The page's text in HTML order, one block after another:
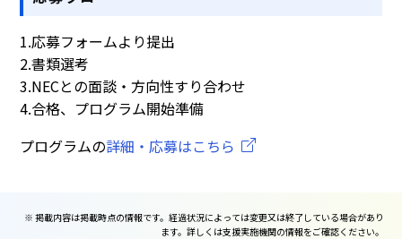
1.応募フォームより提出
2.書類選考
3.NECとの面談・方向性すり合わせ
4.合格、プログラム開始準備
プログラムの詳細・応募はこちら
※ 掲載内容は掲載時点の情報です。経過状況によっては変更又は終了している場合があり
ます。詳しくは支援実施機関の情報をご確認ください。